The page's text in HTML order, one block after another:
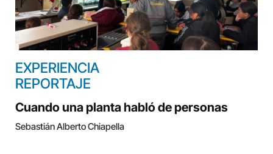
EXPERIENCIA
REPORTAJE
Cuando una planta habló de personas
Sebastián Alberto Chiapella